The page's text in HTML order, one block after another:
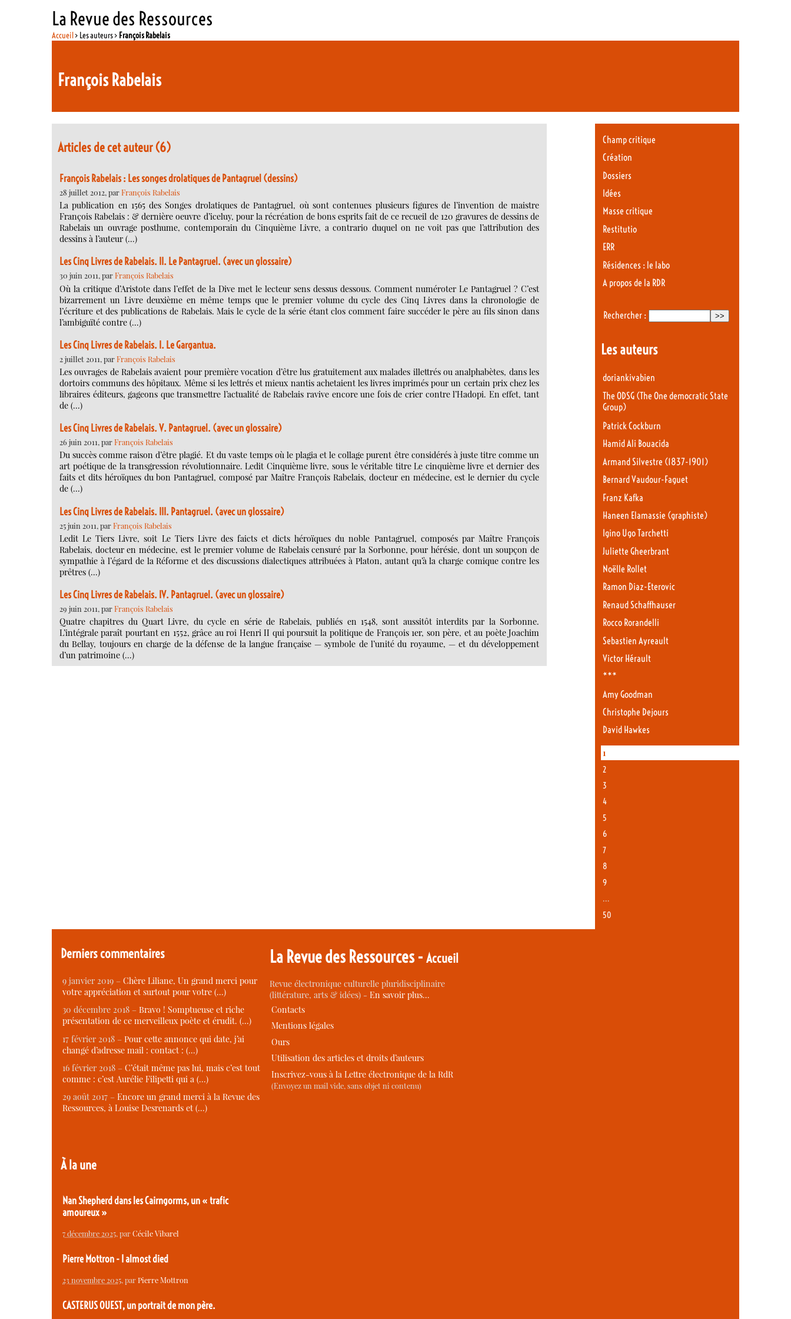
La Revue des Ressources
Accueil> Les auteurs > François Rabelais
François Rabelais
Articles de cet auteur (6)
François Rabelais : Les songes drolatiques de Pantagruel (dessins)
28 juillet 2012, parFrançois Rabelais
La publication en 1565 des Songes drolatiques de Pantagruel, où sont contenues plusieurs figures de l’invention de maistre
François Rabelais : & dernière oeuvre d’iceluy, pour la récréation de bons esprits fait de ce recueil de 120 gravures de dessins de
Rabelais un ouvrage posthume, contemporain du Cinquième Livre, a contrario duquel on ne voit pas que l’attribution des
dessins à l’auteur (…)
Les Cinq Livres de Rabelais. II. Le Pantagruel. (avec un glossaire)
30 juin 2011, parFrançois Rabelais
Où la critique d’Aristote dans l’effet de la Dive met le lecteur sens dessus dessous. Comment numéroter Le Pantagruel ? C’est
bizarrement un Livre deuxième en même temps que le premier volume du cycle des Cinq Livres dans la chronologie de
l’écriture et des publications de Rabelais. Mais le cycle de la série étant clos comment faire succéder le père au fils sinon dans
l’ambiguïté contre (…)
Les Cinq Livres de Rabelais. I. Le Gargantua.
2 juillet 2011, parFrançois Rabelais
Les ouvrages de Rabelais avaient pour première vocation d’être lus gratuitement aux malades illettrés ou analphabètes, dans les
dortoirs communs des hôpitaux. Même si les lettrés et mieux nantis achetaient les livres imprimés pour un certain prix chez les
libraires éditeurs, gageons que transmettre l’actualité de Rabelais ravive encore une fois de crier contre l’Hadopi. En effet, tant
de (…)
Les Cinq Livres de Rabelais. V. Pantagruel. (avec un glossaire)
26 juin 2011, parFrançois Rabelais
Du succès comme raison d’être plagié. Et du vaste temps où le plagia et le collage purent être considérés à juste titre comme un
art poétique de la transgression révolutionnaire. Ledit Cinquième livre, sous le véritable titre Le cinquième livre et dernier des
faits et dits héroïques du bon Pantagruel, composé par Maître François Rabelais, docteur en médecine, est le dernier du cycle
de (…)
Les Cinq Livres de Rabelais. III. Pantagruel. (avec un glossaire)
25 juin 2011, parFrançois Rabelais
Ledit Le Tiers Livre, soit Le Tiers Livre des faicts et dicts héroïques du noble Pantagruel, composés par Maître François
Rabelais, docteur en médecine, est le premier volume de Rabelais censuré par la Sorbonne, pour hérésie, dont un soupçon de
sympathie à l’égard de la Réforme et des discussions dialectiques attribuées à Platon, autant qu’à la charge comique contre les
prêtres (…)
Les Cinq Livres de Rabelais. IV. Pantagruel. (avec un glossaire)
29 juin 2011, parFrançois Rabelais
Quatre chapitres du Quart Livre, du cycle en série de Rabelais, publiés en 1548, sont aussitôt interdits par la Sorbonne.
L’intégrale paraît pourtant en 1552, grâce au roi Henri II qui poursuit la politique de François 1er, son père, et au poète Joachim
du Bellay, toujours en charge de la défense de la langue française — symbole de l’unité du royaume, — et du développement
d’un patrimoine (…)
Champ critique
Création
Dossiers
Idées
Masse critique
Restitutio
ERR
Résidences : le labo
A propos de la RDR
Rechercher :
Les auteurs
doriankivabien
The ODSG (The One democratic State
Group)
Patrick Cockburn
Hamid Ali Bouacida
Armand Silvestre (1837-1901)
Bernard Vaudour-Faguet
Franz Kafka
Haneen Elamassie (graphiste)
Igino Ugo Tarchetti
Juliette Gheerbrant
Noëlle Rollet
Ramon Diaz-Eterovic
Renaud Schaffhauser
Rocco Rorandelli
Sebastien Ayreault
Victor Hérault
***
Amy Goodman
Christophe Dejours
David Hawkes
1
2
3
4
5
6
7
8
9
…
50
Derniers commentaires
9 janvier 2019 – Chère Liliane, Un grand merci pour
votre appréciation et surtout pour votre (…)
30 décembre 2018 – Bravo ! Somptueuse et riche
présentation de ce merveilleux poète et érudit. (…)
17 février 2018 – Pour cette annonce qui date, j’ai
changé d’adresse mail : contact : (…)
16 février 2018 – C’était même pas lui, mais c’est tout
comme : c’est Aurélie Filipetti qui a (…)
29 août 2017 – Encore un grand merci à la Revue des
Ressources, à Louise Desrenards et (…)
À la une
Nan Shepherd dans les Cairngorms, un « trafic
amoureux »
7 décembre 2025, parCécile Vibarel
Pierre Mottron - I almost died
23 novembre 2025, parPierre Mottron
CASTERUS OUEST, un portrait de mon père.
La Revue des Ressources -Accueil
Revue électronique culturelle pluridisciplinaire
(littérature, arts & idées) -En savoir plus…
Contacts
Mentions légales
Ours
Utilisation des articles et droits d’auteurs
Inscrivez-vous à la Lettre électronique de la RdR
(Envoyez un mail vide, sans objet ni contenu)